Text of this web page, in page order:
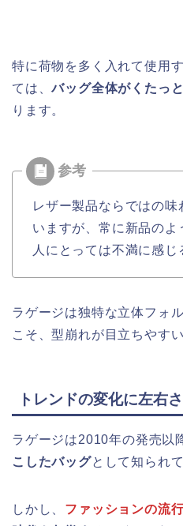
特に荷物を多く入れて使用
ては、バッグ全体がくたっ
ります。
レザー製品ならではの味
いますが、常に新品のよ
人にとっては不満に感じ
ラゲージは独特な立体フォ
こそ、型崩れが目立ちやす
トレンドの変化に左右
ラゲージは2010年の発売以
こしたバッグとして知られ
しかし、 ファッションの流